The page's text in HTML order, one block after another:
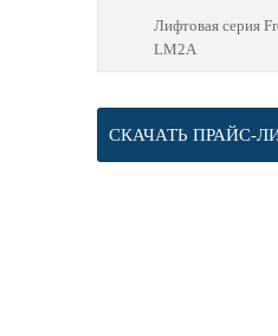
Лифтовая серия
LM2A
СКАЧАТЬ ПРАЙС-